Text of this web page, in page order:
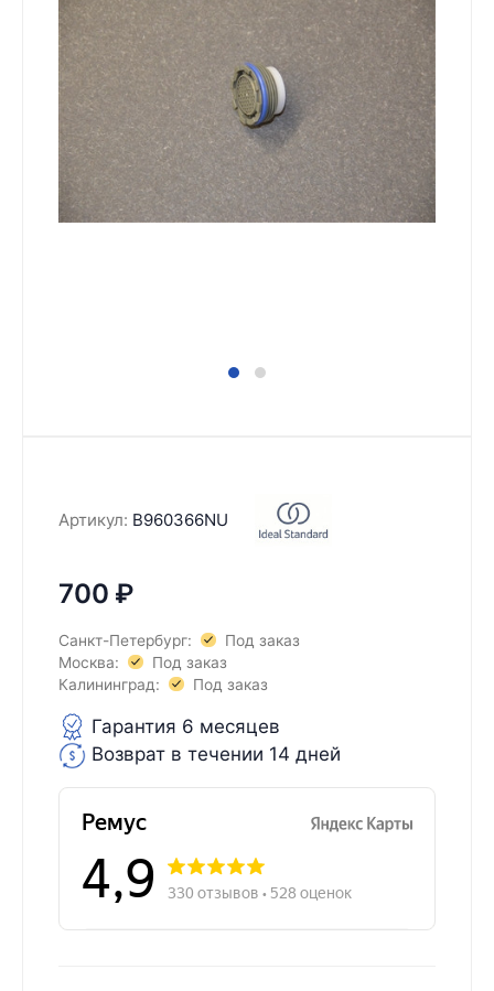
Артикул: B960366NU
700 ₽
Санкт-Петербург:
Под заказ
Москва:
Под заказ
Калининград:
Под заказ
Гарантия 6 месяцев
Возврат в течении 14 дней